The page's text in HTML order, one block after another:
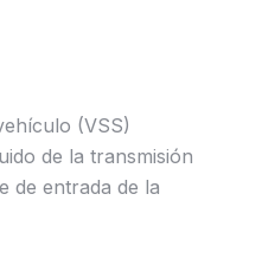
(VSS)
de la transmisión
de entrada de la